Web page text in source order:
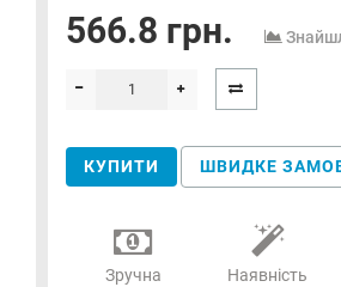
566.8 грн.
КУПИТИ ШВИДКЕ
Зручна
Наявність